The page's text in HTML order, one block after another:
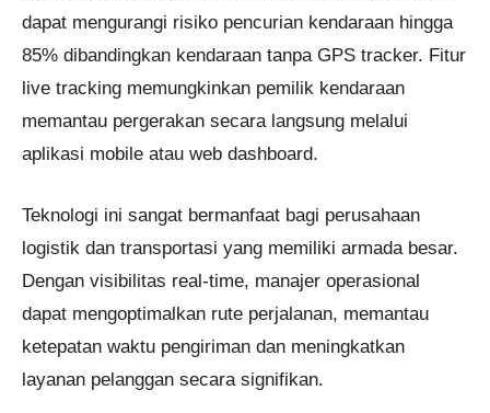
dapat mengurangi risiko pencurian kendaraan hingga
85% dibandingkan kendaraan tanpa GPS tracker. Fitur
live tracking memungkinkan pemilik kendaraan
memantau pergerakan secara langsung melalui
aplikasi mobile atau web dashboard.
Teknologi ini sangat bermanfaat bagi perusahaan
logistik dan transportasi yang memiliki armada besar.
Dengan visibilitas real-time, manajer operasional
dapat mengoptimalkan rute perjalanan, memantau
ketepatan waktu pengiriman dan meningkatkan
layanan pelanggan secara signifikan.